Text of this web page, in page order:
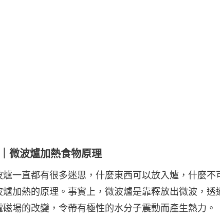
微波爐加熱食物原理
一直都有很多迷思，什麼東西可以放入爐，什麼不
爐加熱的原理。事實上，微波爐是靠釋放出微波，透
場的改變，令帶有極性的水分子震動而產生熱力。